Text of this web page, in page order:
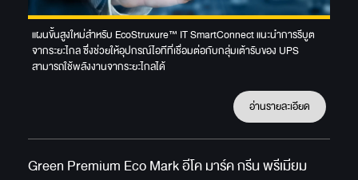
แผนขั้นสูงใหม่สำหรับ EcoStruxure™ IT SmartConnect แนะนำการรีบูต
จากระยะไกล ซึ่งช่วยให้อุปกรณ์ไอทีที่เชื่อมต่อกับกลุ่มเต้ารับของ UPS
สามารถใช้พลังงานจากระยะไกลได้
อ่านรายละเอียด
Green Premium Eco Mark อีโค มาร์ค กรีน พรีเมียม